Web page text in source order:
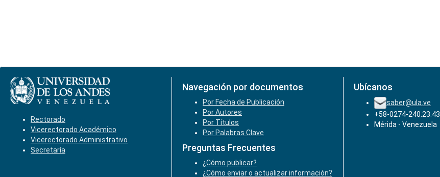
Rectorado
Vicerectorado Académico
Vicerectorado Administrativo
Secretaría
Navegación por documentos
Por Fecha de Publicación
Por Autores
Por Títulos
Por Palabras Clave
Preguntas Frecuentes
¿Cómo publicar?
¿Cómo enviar o actualizar información?
Ubícanos
saber@ula.ve
+58-0274-240.23.43
Mérida - Venezuela